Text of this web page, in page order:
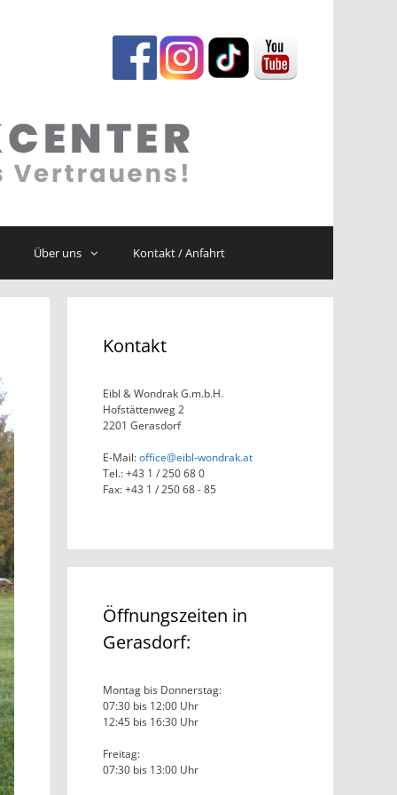
Über uns Kontakt / Anfahrt
Kontakt
Eibl & Wondrak G.m.b.H.
Hofstättenweg 2
2201 Gerasdorf
E-Mail:office@eibl-wondrak.at
Tel.: +43 1 / 250 68 0
Fax: +43 1 / 250 68 - 85
Öffnungszeiten in
Gerasdorf:
Montag bis Donnerstag:
07:30 bis 12:00 Uhr
12:45 bis 16:30 Uhr
Freitag:
07:30 bis 13:00 Uhr